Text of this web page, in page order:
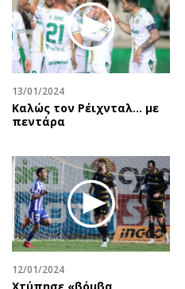
Real Estate
Επιχειρήσεις
Αγορές
Money Review
AstroBank Properties
Trends
Ναυτιλία
Περιβάλλον
Ελλάδα
Κόσμος
Πολιτισμός
13/01/2024
Καλώς τον Ρέιχνταλ… με
πεντάρα
12/01/2024
Χτύπησε «βόμβα